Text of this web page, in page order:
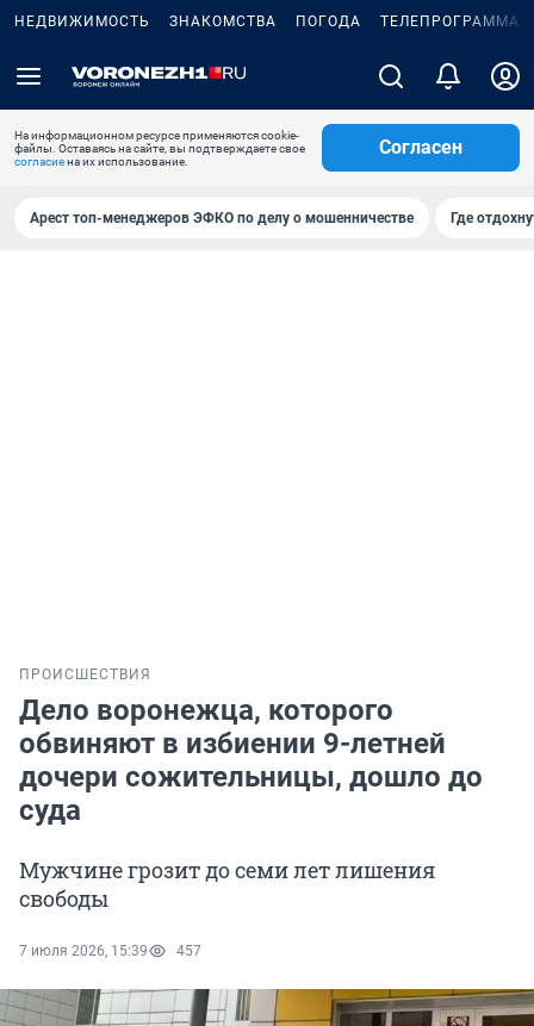
НЕДВИЖИМОСТЬ ЗНАКОМСТВА ПОГОДА ТЕЛЕПРОГРАММА
На информационном ресурсе применяются cookie-
файлы. Оставаясь на сайте, вы подтверждаете свое
согласиена их использование.
Согласен
Арест топ-менеджеров ЭФКО по делу о мошенничестве Где
ПРОИСШЕСТВИЯ
Дело воронежца, которого
обвиняют в избиении 9-летней
дочери сожительницы, дошло до
суда
Мужчине грозит до семи лет лишения
свободы
7 июля 2026, 15:39 457